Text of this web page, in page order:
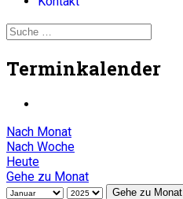
Terminkalender
Nach Monat
Nach Woche
Heute
Gehe zu Monat
Gehe zu Monat